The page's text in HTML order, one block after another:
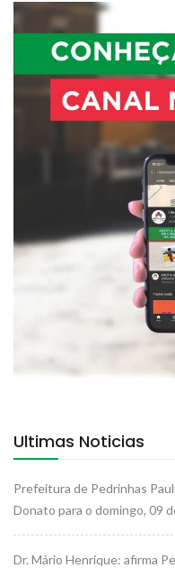
Ultimas Noticias
Prefeitura de Pedrinhas
Donato para o domingo, 09
Dr. Mário Henrique: afirma